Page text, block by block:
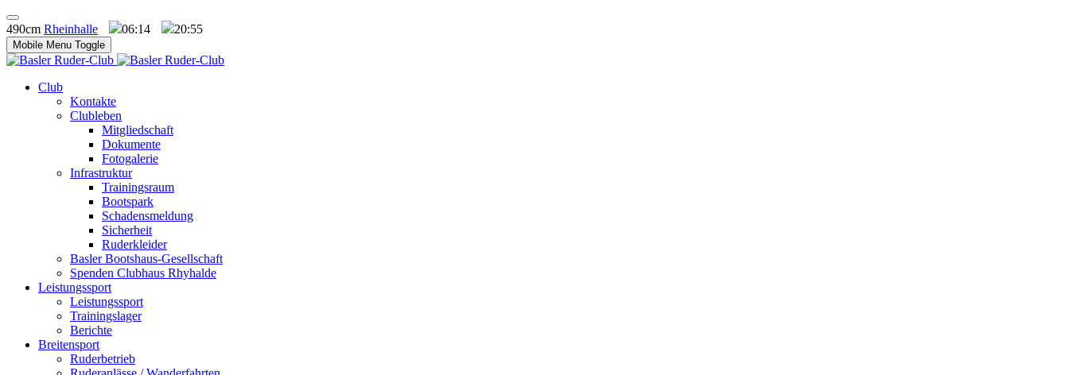
490cm Rheinhalle 06:14 20:55
Mobile Menu Toggle
Club
Kontakte
Clubleben
Mitgliedschaft
Dokumente
Fotogalerie
Infrastruktur
Trainingsraum
Bootspark
Schadensmeldung
Sicherheit
Ruderkleider
Basler Bootshaus-Gesellschaft
Spenden Clubhaus Rhyhalde
Leistungssport
Leistungssport
Trainingslager
Berichte
Breitensport
Ruderbetrieb